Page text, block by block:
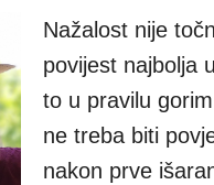
Nažalost nije
povijest najbolja
to u pravilu
ne treba biti
nakon prve